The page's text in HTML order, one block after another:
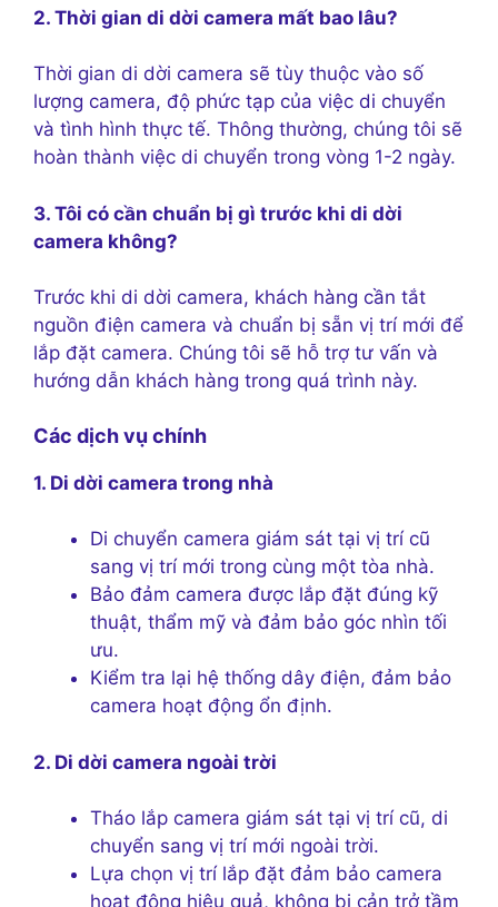
2. Thời gian di dời camera mất bao lâu?
Thời gian di dời camera sẽ tùy thuộc vào số
lượng camera, độ phức tạp của việc di chuyển
và tình hình thực tế. Thông thường, chúng tôi sẽ
hoàn thành việc di chuyển trong vòng 1-2 ngày.
3. Tôi có cần chuẩn bị gì trước khi di dời
camera không?
Trước khi di dời camera, khách hàng cần tắt
nguồn điện camera và chuẩn bị sẵn vị trí mới để
lắp đặt camera. Chúng tôi sẽ hỗ trợ tư vấn và
hướng dẫn khách hàng trong quá trình này.
Các dịch vụ chính
1. Di dời camera trong nhà
Di chuyển camera giám sát tại vị trí cũ
sang vị trí mới trong cùng một tòa nhà.
Bảo đảm camera được lắp đặt đúng kỹ
thuật, thẩm mỹ và đảm bảo góc nhìn tối
ưu.
Kiểm tra lại hệ thống dây điện, đảm bảo
camera hoạt động ổn định.
2. Di dời camera ngoài trời
Tháo lắp camera giám sát tại vị trí cũ, di
chuyển sang vị trí mới ngoài trời.
Lựa chọn vị trí lắp đặt đảm bảo camera
hoạt động hiệu quả, không bị cản trở tầm